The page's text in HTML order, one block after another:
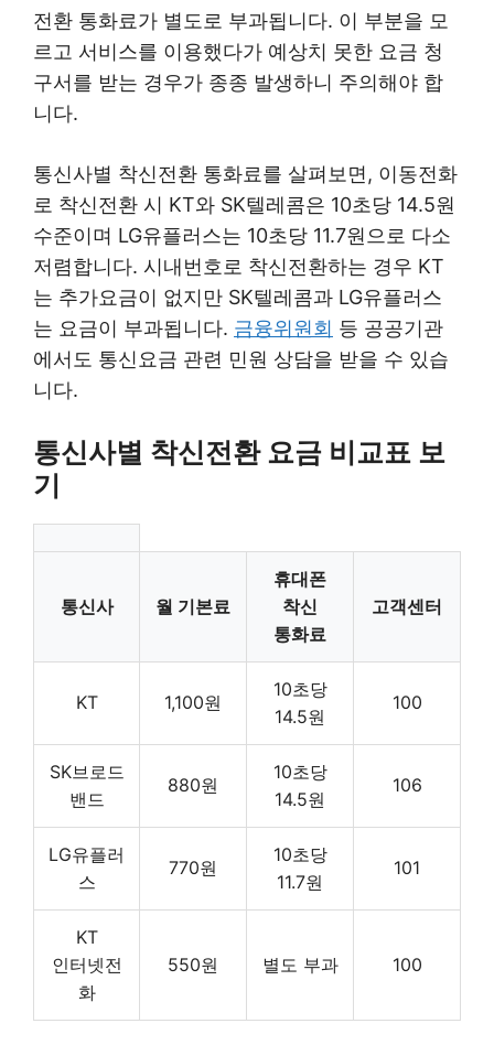
전환 통화료가 별도로 부과됩니다. 이 부분을 모
르고 서비스를 이용했다가 예상치 못한 요금 청
구서를 받는 경우가 종종 발생하니 주의해야 합
니다.
통신사별 착신전환 통화료를 살펴보면, 이동전화
로 착신전환 시 KT와 SK텔레콤은 10초당 14.5원
수준이며 LG유플러스는 10초당 11.7원으로 다소
저렴합니다. 시내번호로 착신전환하는 경우 KT
는 추가요금이 없지만 SK텔레콤과 LG유플러스
는 요금이 부과됩니다. 금융위원회 등 공공기관
에서도 통신요금 관련 민원 상담을 받을 수 있습
니다.
통신사별 착신전환 요금 비교표 보
기
통신사 월 기본료
휴대폰
착신
통화료
고객센터
KT 1,100원
10초당
14.5원
100
SK브로드
밴드
880원
10초당
14.5원
106
LG유플러
스
770원
10초당
11.7원
101
KT
인터넷전
화
550원 별도 부과 100